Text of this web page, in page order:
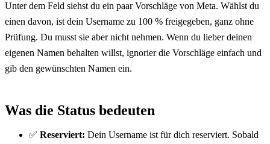
Unter dem Feld siehst du ein paar Vorschläge von Meta. Wählst du
einen davon, ist dein Username zu 100 % freigegeben, ganz ohne
Prüfung. Du musst sie aber nicht nehmen. Wenn du lieber deinen
eigenen Namen behalten willst, ignorier die Vorschläge einfach und
gib den gewünschten Namen ein.
Was die Status bedeuten
✅ Reserviert: Dein Username ist für dich reserviert. Sobald